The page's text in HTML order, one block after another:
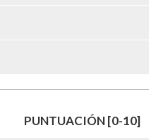
PUNTUACIÓN [0-10]